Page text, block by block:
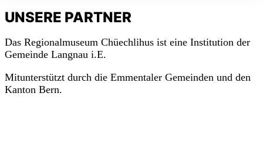
UNSERE PARTNER
Das Regionalmuseum Chüechlihus ist eine Institution der
Gemeinde Langnau i.E.
Mitunterstützt durch die Emmentaler Gemeinden und den
Kanton Bern.